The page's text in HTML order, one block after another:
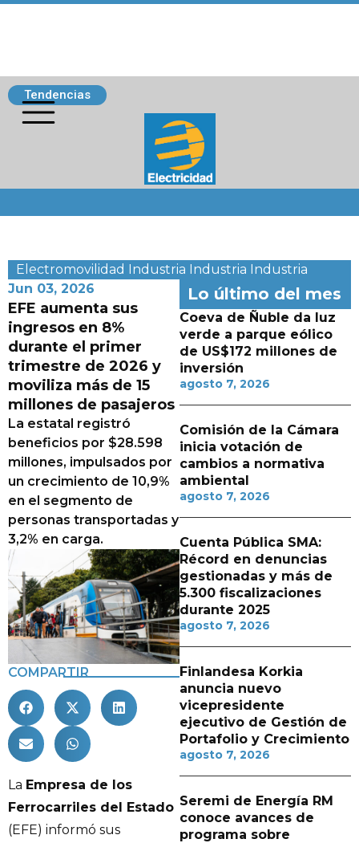
Tendencias
Electromovilidad Industria Industria Industria
Jun 03, 2026
EFE aumenta sus
ingresos en 8%
durante el primer
trimestre de 2026 y
moviliza más de 15
millones de pasajeros
La estatal registró
beneficios por $28.598
millones, impulsados por
un crecimiento de 10,9%
en el segmento de
personas transportadas y
3,2% en carga.
COMPARTIR
La Empresa de los
Ferrocarriles del Estado
(EFE) informó sus
Lo último del mes
Coeva de Ñuble da luz
verde a parque eólico
de US$172 millones de
inversión
agosto 7, 2026
Comisión de la Cámara
inicia votación de
cambios a normativa
ambiental
agosto 7, 2026
Cuenta Pública SMA:
Récord en denuncias
gestionadas y más de
5.300 fiscalizaciones
durante 2025
agosto 7, 2026
Finlandesa Korkia
anuncia nuevo
vicepresidente
ejecutivo de Gestión de
Portafolio y Crecimiento
agosto 7, 2026
Seremi de Energía RM
conoce avances de
programa sobre